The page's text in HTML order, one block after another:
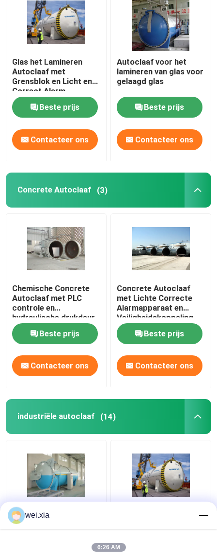
Glas het Lamineren
Autoclaaf met
Grensblok en Licht en
Correct Alarm
Beste prijs
Contacteer ons
Autoclaaf voor het
lamineren van glas voor
gelaagd glas
Beste prijs
Contacteer ons
Concrete Autoclaaf (3)
Chemische Concrete
Autoclaaf met PLC
controle en
hydraulische drukdeur
Beste prijs
Contacteer ons
Concrete Autoclaaf
met Lichte Correcte
Alarmapparaat en
Veiligheidskoppeling
Beste prijs
Contacteer ons
industriële autoclaaf (14)
Industriële de
Autoclaafmachine
hete verkoop voor de
productie van de
wei.xia
6:26 AM